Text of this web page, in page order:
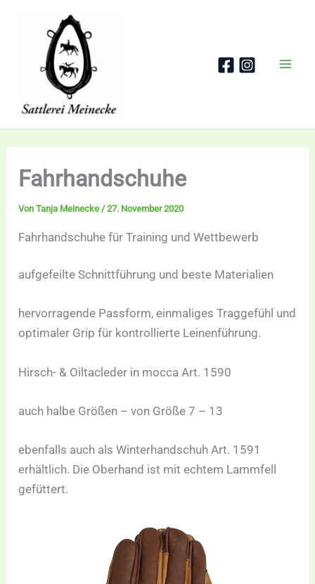
Fahrhandschuhe
VonTanja Meinecke /27. November 2020
Fahrhandschuhe für Training und Wettbewerb
aufgefeilte Schnittführung und beste Materialien
hervorragende Passform, einmaliges Traggefühl und
optimaler Grip für kontrollierte Leinenführung.
Hirsch- & Oiltacleder in mocca Art. 1590
auch halbe Größen – von Größe 7 – 13
ebenfalls auch als Winterhandschuh Art. 1591
erhältlich. Die Oberhand ist mit echtem Lammfell
gefüttert.